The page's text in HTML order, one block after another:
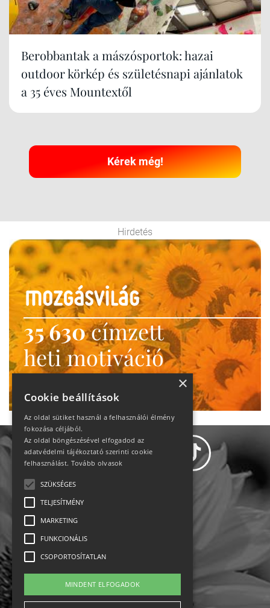
Berobbantak a mászósportok: hazai
outdoor körkép és születésnapi ajánlatok
a 35 éves Mountextől
Kérek még!
Hirdetés
35 630címzett
heti motiváció
Ne maradj le!
Impresszum-kapcsolat
Jogi nyilatkozat
×
Cookie beállítások
Az oldal sütiket használ a felhasználói élmény
fokozása céljából.
Az oldal böngészésével elfogadod az
adatvédelmi tájékoztató szerinti cookie
felhasználást. Tovább olvasok
SZÜKSÉGES
TELJESÍTMÉNY
MARKETING
FUNKCIONÁLIS
CSOPORTOSÍTATLAN
MINDENT ELFOGADOK